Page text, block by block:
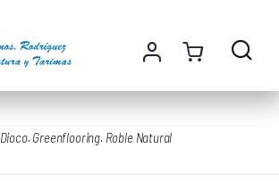
Dioco. Greenflooring. Roble Natural